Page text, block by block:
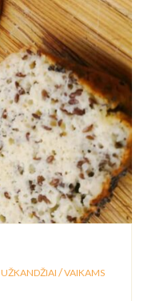
UŽKANDŽIAI /VAIKAMS